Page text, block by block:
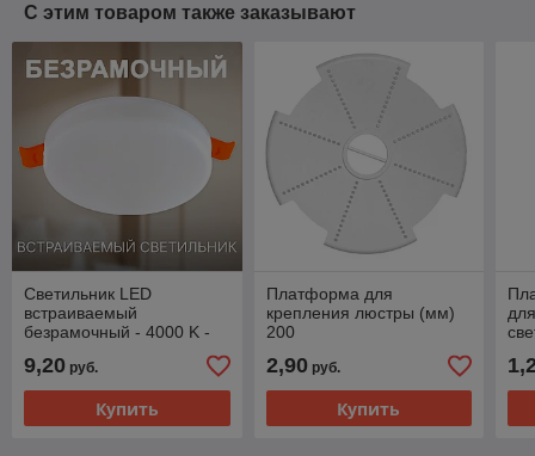
С этим товаром также заказывают
Cветильник LED
встраиваемый
безрамочный - 4000 K -
9,20 руб.
Купить
Платформа для
крепления люстры (мм)
200
2,90руб.
Купить